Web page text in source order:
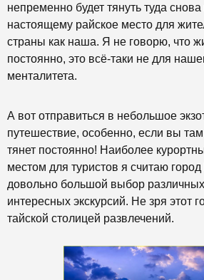
непременно будет тянуть туда
настоящему райское место для
страны как наша. Я не говорю, что
постоянно, это всё-таки не для
менталитета.
А вот отправиться в небольшое
путешествие, особенно, если вы
тянет постоянно! Наиболее
местом для туристов я считаю город
довольно большой выбор
интересных экскурсий. Не зря этот
тайской столицей развлечений.